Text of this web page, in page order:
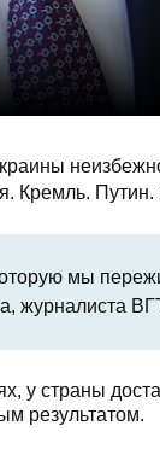
Кремль. Путин.
мы
журналиста
у страны
результатом.